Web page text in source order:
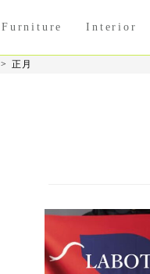
Furniture Interior
> 正月